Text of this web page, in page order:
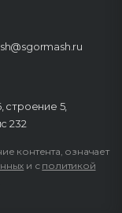
строение 5,
232
контента, означает
и с политикой